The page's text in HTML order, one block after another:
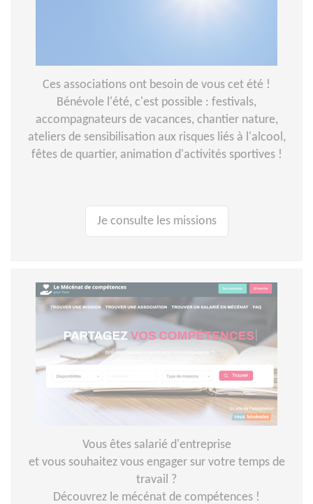
Ces associations ont besoin de vous cet été !
Bénévole l'été, c'est possible : festivals,
accompagnateurs de vacances, chantier nature,
ateliers de sensibilisation aux risques liés à l'alcool,
fêtes de quartier, animation d'activités sportives !
Je consulte les missions
Vous êtes salarié d'entreprise
et vous souhaitez vous engager sur votre temps de
travail ?
Découvrez le mécénat de compétences !